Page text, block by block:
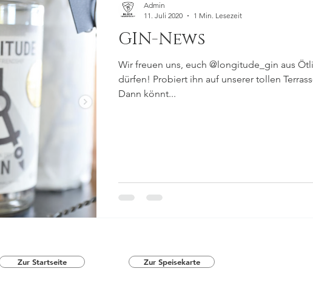
GIN-News
Wir freuen uns, euch @longitude_gin aus
dürfen! Probiert ihn auf unserer tollen
Dann könnt...
Admin
11. Juli 2020
1 Min. Lesezeit
Zur Startseite Zur Speisekarte